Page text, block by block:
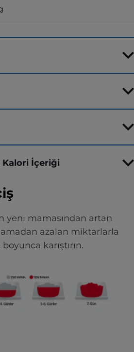
Kalori İçeriği
yeni mamasından artan
azalan miktarlarla
karıştırın.